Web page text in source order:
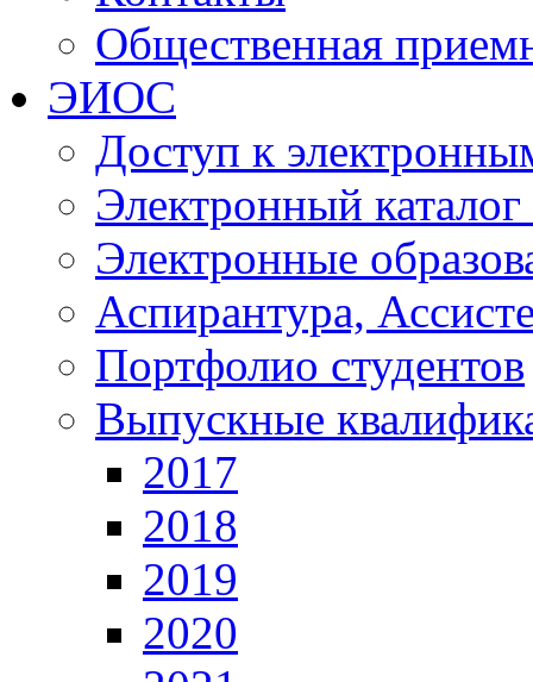
Общественная
ЭИОС
Доступ к
Электронный
Электронные
Аспирантура,
Портфолио студентов
Выпускные
2017
2018
2019
2020